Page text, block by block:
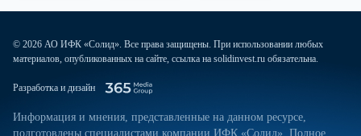
© 2026 АО ИФК «Солид». Все права защищены. При использовании любых
материалов, опубликованных на сайте, ссылка на solidinvest.ru обязательна.
Разработка и дизайн
Информация и мнения, представленные на данном ресурсе,
подготовлены специалистами компании ИФК «Солид». Полное